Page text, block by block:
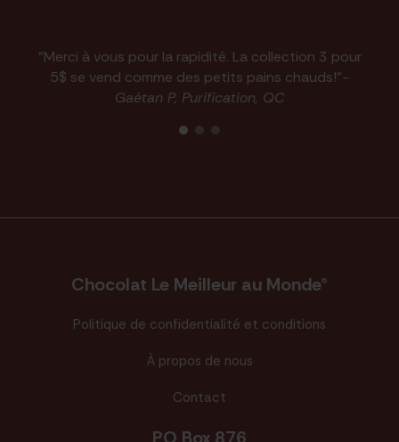
"Merci à vous pour la rapidité. La collection 3 pour
5$ se vend comme des petits pains chauds!"-
Gaétan P, Purification, QC
Chocolat Le Meilleur au Monde®
Politique de confidentialité et conditions
À propos de nous
Contact